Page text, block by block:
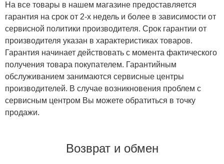
На все товары в нашем магазине предоставляется
гарантия на срок от 2-х недель и более в зависимости от
сервисной политики производителя. Срок гарантии от
производителя указан в характеристиках товаров.
Гарантия начинает действовать с момента фактического
получения товара покупателем. Гарантийным
обслуживанием занимаются сервисные центры
производителей. В случае возникновения проблем с
сервисным центром Вы можете обратиться в точку
продажи.
Возврат и обмен